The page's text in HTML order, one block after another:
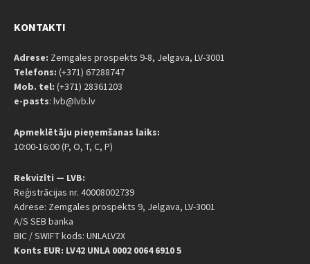
KONTAKTI
Adrese: Zemgales prospekts 9-8, Jelgava, LV-3001
Telefons: (+371) 67288747
Mob. tel: (+371) 28361203
e-pasts: lvb@lvb.lv
Apmeklētāju pieņemšanas laiks:
10:00-16:00 (P, O, T, C, P)
Rekvizīti — LVB:
Reģistrācijas nr. 40008002739
Adrese: Zemgales prospekts 9, Jelgava, LV-3001
A/S SEB banka
BIC / SWIFT kods: UNLALV2X
Konts EUR: LV42 UNLA 0002 0064 6910 5